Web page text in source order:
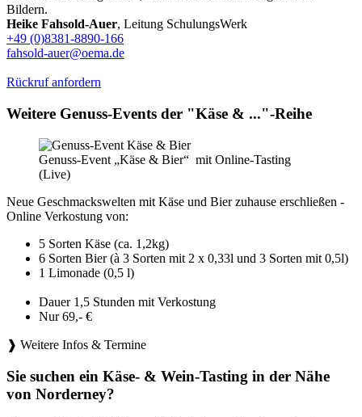
Heike Fahsold-Auer, Leitung SchulungsWerk
+49 (0)8381-8890-166
fahsold-auer@oema.de
Rückruf anfordern
Weitere Genuss-Events der "Käse & ..."-Reihe
Genuss-Event „Käse & Bier“ mit Online-Tasting
(Live)
Neue Geschmackswelten mit Käse und Bier zuhause erschließen -
Online Verkostung von:
5 Sorten Käse (ca. 1,2kg)
6 Sorten Bier (à 3 Sorten mit 2 x 0,33l und 3 Sorten mit 0,5l)
1 Limonade (0,5 l)
Dauer 1,5 Stunden mit Verkostung
Nur 69,- €
❱ Weitere Infos & Termine
Sie suchen ein Käse- & Wein-Tasting in der Nähe
von Norderney?